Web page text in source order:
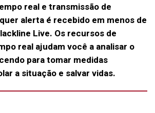
real e transmissão de
alerta é recebido em menos de
Live. Os recursos de
real ajudam você a analisar o
para tomar medidas
a situação e salvar vidas.